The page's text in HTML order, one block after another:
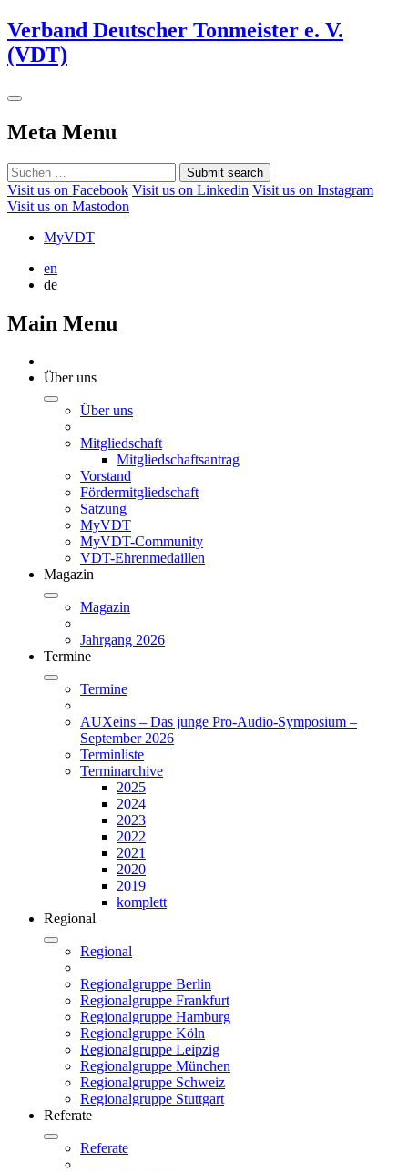
Verband Deutscher Tonmeister e. V.
(VDT)
Meta Menu
Submit search
Visit us on Facebook Visit us on Linkedin Visit us on Instagram
Visit us on Mastodon
MyVDT
en
de
Main Menu
Über uns
Über uns
Mitgliedschaft
Mitgliedschaftsantrag
Vorstand
Fördermitgliedschaft
Satzung
MyVDT
MyVDT-Community
VDT-Ehrenmedaillen
Magazin
Magazin
Jahrgang 2026
Termine
Termine
AUXeins – Das junge Pro-Audio-Symposium –
September 2026
Terminliste
Terminarchive
2025
2024
2023
2022
2021
2020
2019
komplett
Regional
Regional
Regionalgruppe Berlin
Regionalgruppe Frankfurt
Regionalgruppe Hamburg
Regionalgruppe Köln
Regionalgruppe Leipzig
Regionalgruppe München
Regionalgruppe Schweiz
Regionalgruppe Stuttgart
Referate
Referate